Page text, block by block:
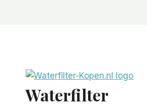
Waterfilter